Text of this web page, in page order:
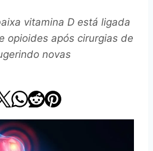
vitamina D está ligada
opioides após cirurgias de
novas